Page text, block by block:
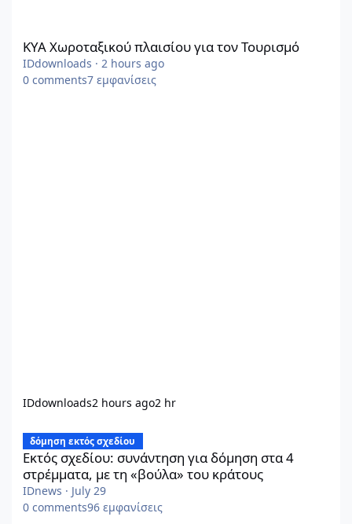
ΚΥΑ Χωροταξικού πλαισίου για τον Τουρισμό
IDdownloads · 2 hours ago
0 comments7 εμφανίσεις
IDdownloads2 hours ago2 hr
Εκτός σχεδίου: συνάντηση για δόμηση στα 4 στρέμματα, με τη
δόμηση εκτός σχεδίου
Εκτός σχεδίου: συνάντηση για δόμηση στα 4
στρέμματα, με τη «βούλα» του κράτους
IDnews · July 29
0 comments96 εμφανίσεις